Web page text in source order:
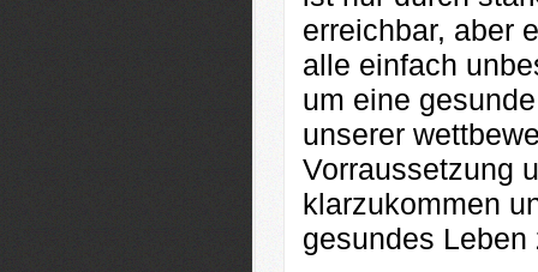
erreichbar, aber
alle einfach
um eine
unserer
Vorraussetzung
klarzukommen
gesundes